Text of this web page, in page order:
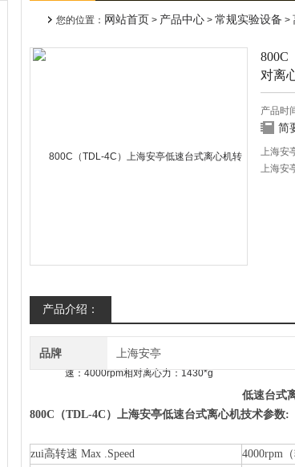
您的位置： 网站首页 > 产品中心 > 常规实验设备 >
800C
对离
产品时
简
上海安
上海安
产品介绍：
品牌 上海安亭
低速台式
800C（TDL-4C）上海安亭低速台式离心机技术参数:
zui高转速 Max .Speed
4000rpm（